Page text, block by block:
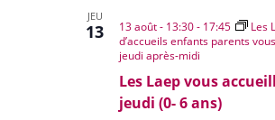
JEU
13
Les Laep vous
jeudi (0- 6 ans)
13 août - 13:30- 17:45
Les
d’accueils enfants parents
jeudi après-midi